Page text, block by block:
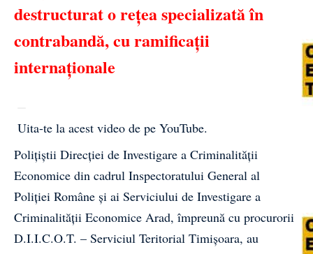
destructurat o rețea specializată în
contrabandă, cu ramificații
internaționale
Uita-te la acest video de pe YouTube.
Polițiștii Direcției de Investigare a Criminalității
Economice din cadrul Inspectoratului General al
Poliției Române și ai Serviciului de Investigare a
Criminalității Economice Arad, împreună cu procurorii
D.I.I.C.O.T. – Serviciul Teritorial Timișoara, au